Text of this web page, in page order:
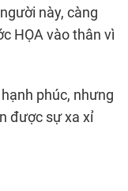
này, càng
HỌA vào thân vì
phúc, nhưng
được sự xa xỉ